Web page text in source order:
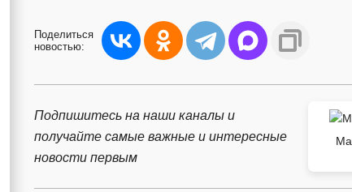
Поделиться
новостью:
Подпишитесь на наши каналы и
получайте самые важные и интересные
новости первым